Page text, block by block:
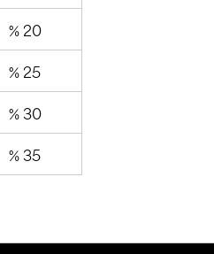
% 20
% 25
% 30
% 35